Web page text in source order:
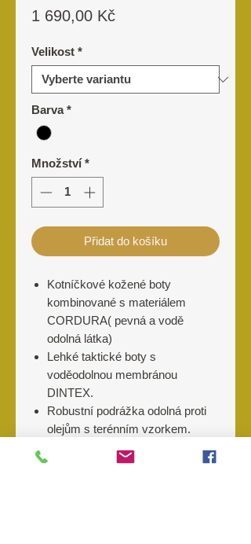
1 690,00 KčCena
Velikost *
Barva *
Množství *
Přidat do košíku
Kotníčkové kožené boty
kombinované s materiálem
CORDURA( pevná a vodě
odolná látka)
Lehké taktické boty s
voděodolnou membránou
DINTEX.
Robustní podrážka odolná proti
olejům s terénním vzorkem.